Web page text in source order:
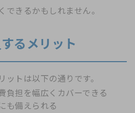
できるかもしれません。
るメリット
トは以下の通りです。
負担を幅広くカバーできる
も備えられる